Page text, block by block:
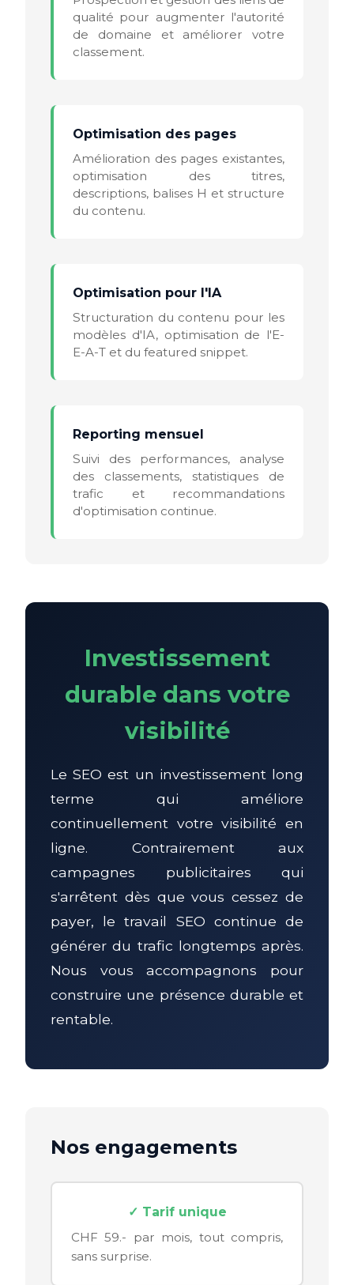
qualité pour augmenter l'autorité
de domaine et améliorer votre
classement.
Optimisation des pages
Amélioration des pages existantes,
optimisation des titres,
descriptions, balises H et structure
du contenu.
Optimisation pour l'IA
Structuration du contenu pour les
modèles d'IA, optimisation de l'E-
E-A-T et du featured snippet.
Reporting mensuel
Suivi des performances, analyse
des classements, statistiques de
trafic et recommandations
d'optimisation continue.
Investissement
durable dans votre
visibilité
Le SEO est un investissement long
terme qui améliore
continuellement votre visibilité en
ligne. Contrairement aux
campagnes publicitaires qui
s'arrêtent dès que vous cessez de
payer, le travail SEO continue de
générer du trafic longtemps après.
Nous vous accompagnons pour
construire une présence durable et
rentable.
Nos engagements
✓ Tarif unique
CHF 59.- par mois, tout compris,
sans surprise.